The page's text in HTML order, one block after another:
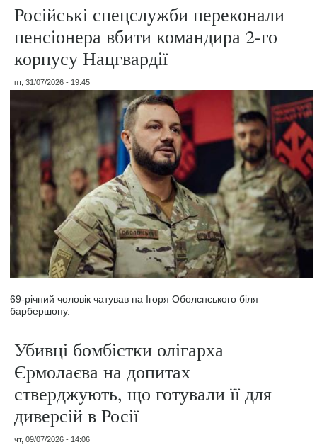
Російські спецслужби переконали
пенсіонера вбити командира 2-го
корпусу Нацгвардії
пт, 31/07/2026 - 19:45
69-річний чоловік чатував на Ігоря Оболєнського біля
барбершопу.
Убивці бомбістки олігарха
Єрмолаєва на допитах
стверджують, що готували її для
диверсій в Росії
чт, 09/07/2026 - 14:06